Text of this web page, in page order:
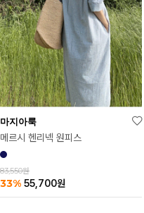
마지아룩
메르시 헨리넥 원피스
83,550원
33% 55,700원